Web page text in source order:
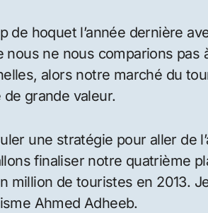
de hoquet l’année dernière
nous ne nous comparions pas
alors notre marché du
grande valeur.
une stratégie pour aller de
finaliser notre quatrième
million de touristes en 2013.
Ahmed Adheeb.